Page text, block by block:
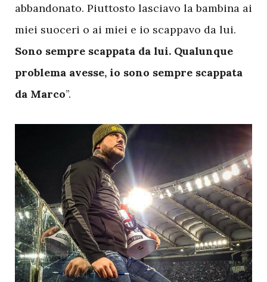
abbandonato. Piuttosto lasciavo la bambina ai
miei suoceri o ai miei e io scappavo da lui.
Sono sempre scappata da lui. Qualunque
problema avesse, io sono sempre scappata
da Marco”.